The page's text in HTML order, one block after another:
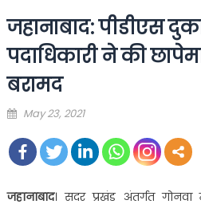
जहानाबाद: पीडीएस
पदाधिकारी ने की
बरामद
Posted
May 23, 2021
जहानाबाद। सदर प्रखंड अंतर्गत गोनवा